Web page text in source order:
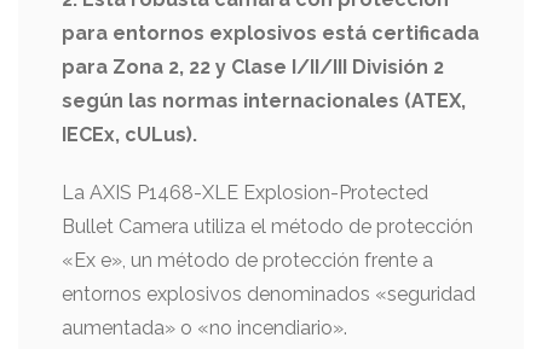
para entornos explosivos está certificada
para Zona 2, 22 y Clase I/II/III División 2
según las normas internacionales (ATEX,
IECEx, cULus).
La AXIS P1468-XLE Explosion-Protected
Bullet Camera utiliza el método de protección
«Ex e», un método de protección frente a
entornos explosivos denominados «seguridad
aumentada» o «no incendiario».